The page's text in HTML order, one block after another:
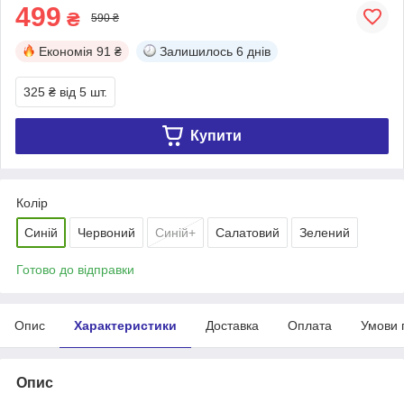
499 ₴ 590 ₴
Економія 91 ₴ Залишилось 6 днів
325 ₴ від 5 шт.
Купити
Колір
Синій Червоний Синій+ Салатовий Зелений
Готово до відправки
Опис Характеристики Доставка Оплата Умови
Опис